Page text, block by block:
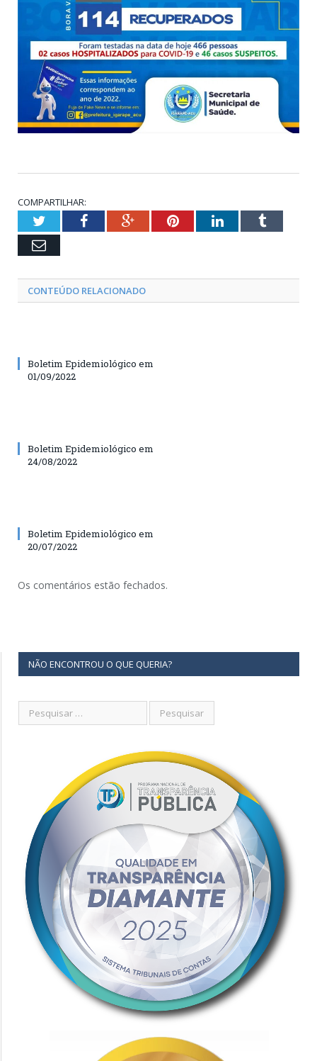
COMPARTILHAR:
TwitterFacebookGoogle+PinterestLinkedInTumblr
Email
CONTEÚDO RELACIONADO
Boletim Epidemiológico em
01/09/2022
Boletim Epidemiológico em
24/08/2022
Boletim Epidemiológico em
20/07/2022
Os comentários estão fechados.
NÃO ENCONTROU O QUE QUERIA?